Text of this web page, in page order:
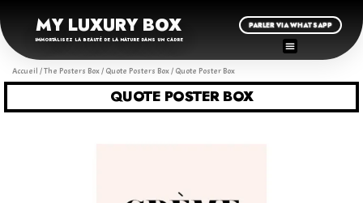
MY LUXURY BOX
IMMORTALISEZ LA BEAUTÉ DE LA NATURE DANS UN CADRE
PARLER VIA WHATSAPP
Accueil /The Posters Box/ Quote Posters Box/ Quote Poster Box
QUOTE POSTER BOX